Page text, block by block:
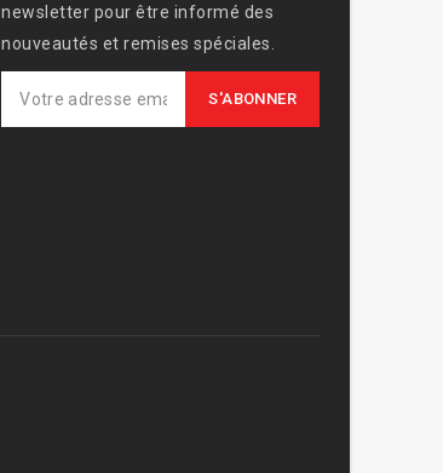
newsletter pour être informé des
nouveautés et remises spéciales.